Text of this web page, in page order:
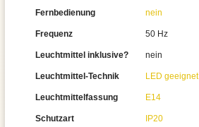
Fernbedienung nein
Frequenz 50 Hz
Leuchtmittel inklusive? nein
Leuchtmittel-Technik LED geeignet
Leuchtmittelfassung E14
Schutzart IP20